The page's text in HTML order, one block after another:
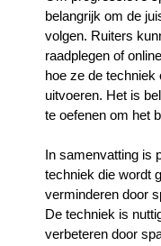
belangrijk om de
volgen. Ruiters
raadplegen of
hoe ze de
uitvoeren. Het is
te oefenen om het
In samenvatting is
techniek die wordt
verminderen door
De techniek is
verbeteren door